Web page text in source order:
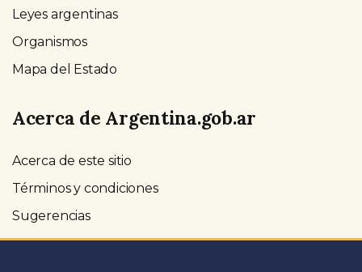
Leyes argentinas
Organismos
Mapa del Estado
Acerca de Argentina.gob.ar
Acerca de este sitio
Términos y condiciones
Sugerencias